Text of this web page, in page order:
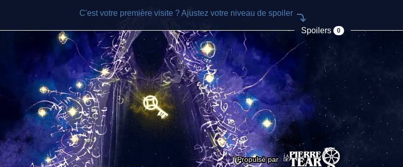
C'est votre première visite ? Ajustez votre niveau de spoiler
Spoilers
0
Propulsé par